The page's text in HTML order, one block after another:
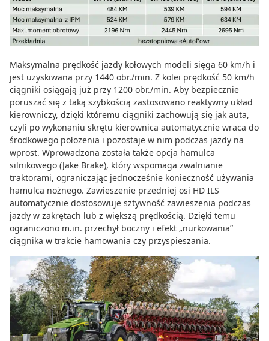
Maksymalna prędkość jazdy kołowych modeli sięga 60 km/h i
jest uzyskiwana przy 1440 obr./min. Z kolei prędkość 50 km/h
ciągniki osiągają już przy 1200 obr./min. Aby bezpiecznie
poruszać się z taką szybkością zastosowano reaktywny układ
kierowniczy, dzięki któremu ciągniki zachowują się jak auta,
czyli po wykonaniu skrętu kierownica automatycznie wraca do
środkowego położenia i pozostaje w nim podczas jazdy na
wprost. Wprowadzona została także opcja hamulca
silnikowego (Jake Brake), który wspomaga zwalnianie
traktorami, ograniczając jednocześnie konieczność używania
hamulca nożnego. Zawieszenie przedniej osi HD ILS
automatycznie dostosowuje sztywność zawieszenia podczas
jazdy w zakrętach lub z większą prędkością. Dzięki temu
ograniczono m.in. przechył boczny i efekt „nurkowania”
ciągnika w trakcie hamowania czy przyspieszania.